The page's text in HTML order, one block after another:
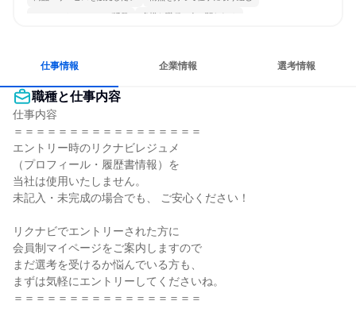
コミュニケーションが活発 多様な職種の人と関われる
仕事情報 企業情報 選考情報
職種と仕事内容
仕事内容
＝＝＝＝＝＝＝＝＝＝＝＝＝＝＝＝＝
エントリー時のリクナビレジュメ
（プロフィール・履歴書情報）を
当社は使用いたしません。
未記入・未完成の場合でも、 ご安心ください！
リクナビでエントリーされた方に
会員制マイページをご案内しますので
まだ選考を受けるか悩んでいる方も、
まずは気軽にエントリーしてくださいね。
＝＝＝＝＝＝＝＝＝＝＝＝＝＝＝＝＝